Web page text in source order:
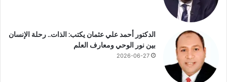
ن
الدكتور أحمد علي عثمان يكتب: الذات.. رحلة الإنسان
بين نور الوحي ومعارف العلم
2026-06-27